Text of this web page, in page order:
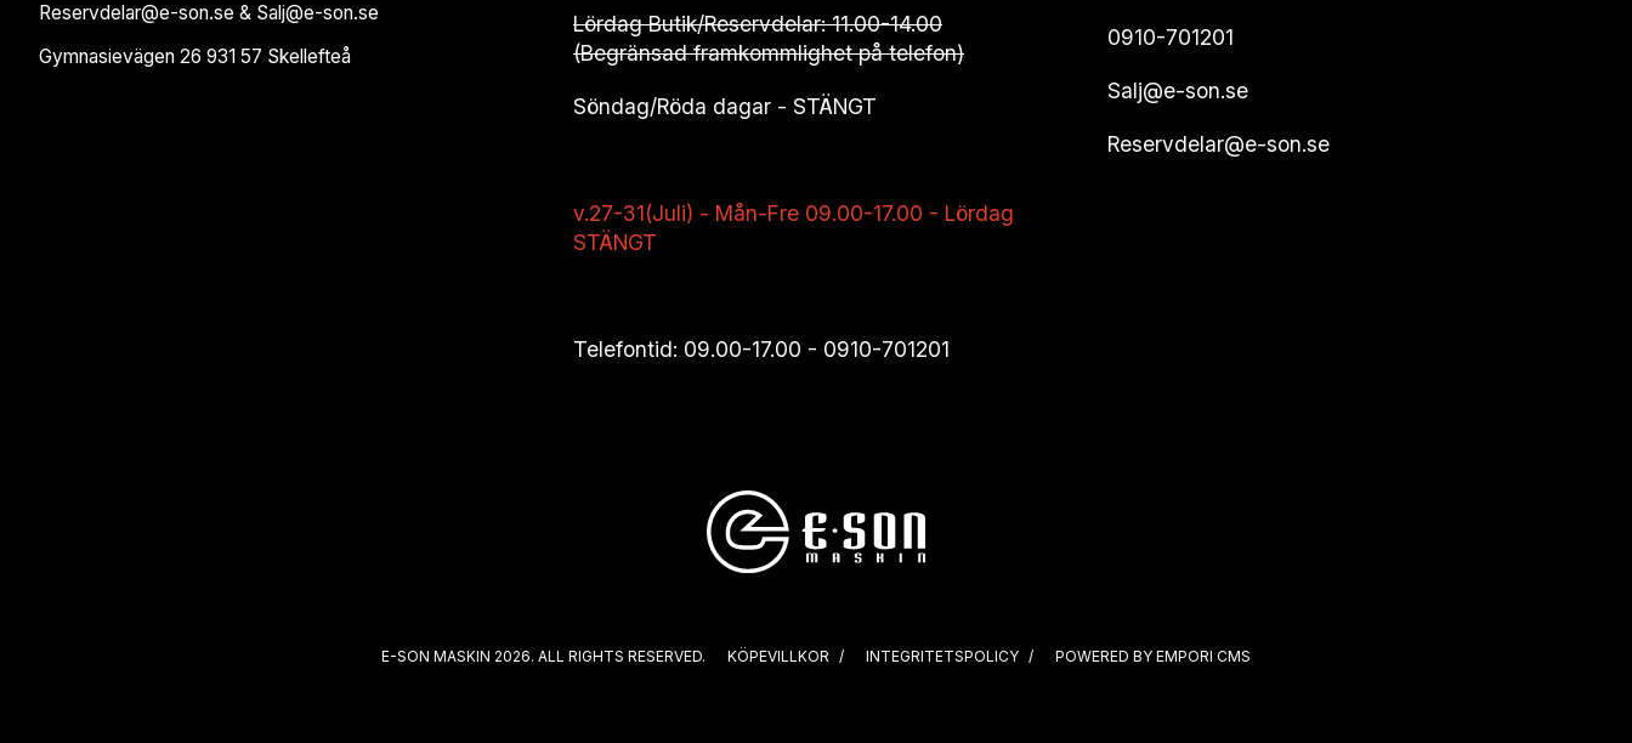
Reservdelar@e-son.se & Salj@e-son.se
Gymnasievägen 26 931 57 Skellefteå
Lördag Butik/Reservdelar: 11.00-14.00
(Begränsad framkommlighet på telefon)
Söndag/Röda dagar - STÄNGT
v.27-31(Juli) - Mån-Fre 09.00-17.00 - Lördag
STÄNGT
Telefontid: 09.00-17.00 - 0910-701201
0910-701201
Salj@e-son.se
Reservdelar@e-son.se
E-SON MASKIN 2026. ALL RIGHTS RESERVED. KÖPEVILLKOR INTEGRITETSPOLICY POWERED BY EMPORI CMS